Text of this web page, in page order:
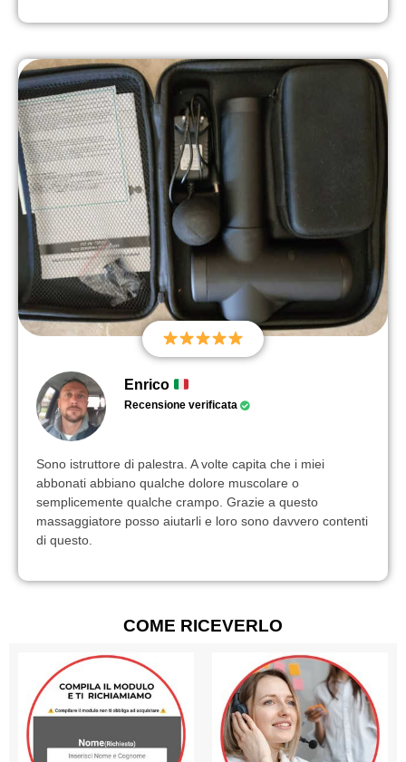
Enrico
Recensione verificata
Sono istruttore di palestra. A volte capita che i miei
abbonati abbiano qualche dolore muscolare o
semplicemente qualche crampo. Grazie a questo
massaggiatore posso aiutarli e loro sono davvero contenti
di questo.
COME RICEVERLO